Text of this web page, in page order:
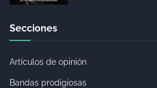
Secciones
Artículos de opinión
Bandas prodigiosas